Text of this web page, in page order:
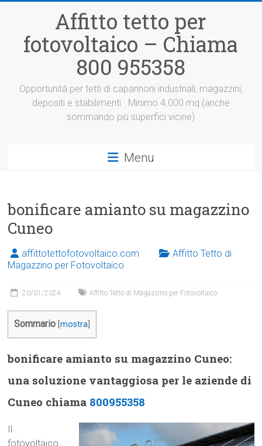
Affitto tetto per
fotovoltaico – Chiama
800 955358
Opportunità per tetti di capannoni industriali, magazzini,
depositi e stabilimenti · Minimo 4.000 mq (anche
sommando più superfici vicine)
Menu
bonificare amianto su magazzino
Cuneo
affittotettofotovoltaico.com
Affitto Tetto di
Magazzino per Fotovoltaico
20/01/2024 Affitto Tetto di Magazzino per Fotovoltaico
Sommario [mostra
bonificare amianto su magazzino Cuneo:
una soluzione vantaggiosa per le aziende di
Cuneo chiama 800955358
fotovoltaico